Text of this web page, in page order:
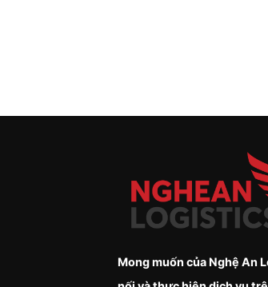
Mong muốn của Nghệ An